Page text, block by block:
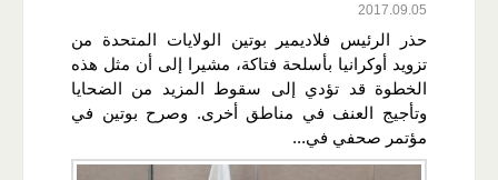
2017.09.05
حذر الرئيس فلاديمير بوتين الولايات المتحدة من
تزويد أوكرانيا بأسلحة فتاكة، مشيرا إلى أن مثل هذه
الخطوة قد تؤدي إلى سقوط المزيد من الضحايا
وتأجيج العنف في مناطق أخرى. وصرح بوتين في
مؤتمر صحفي في...